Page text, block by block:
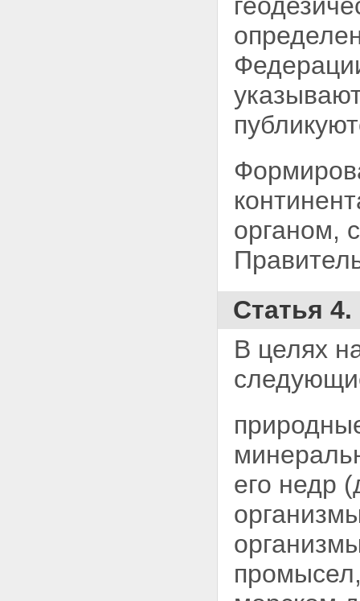
органом,
Статья
В целях
его недр